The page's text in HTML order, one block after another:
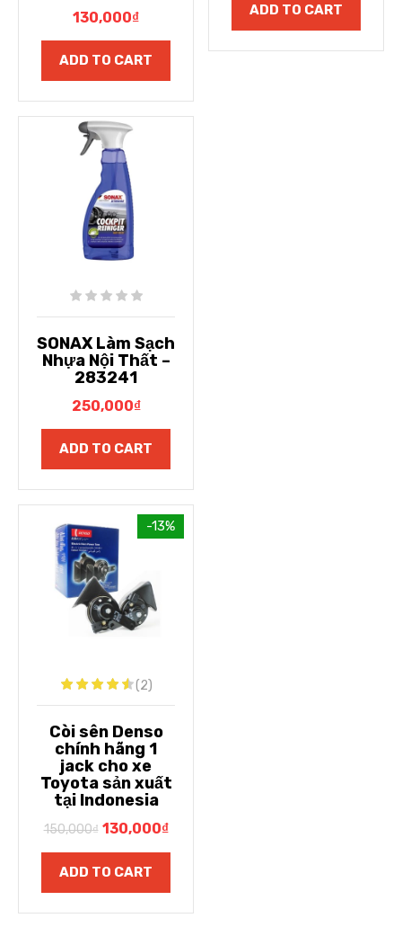
130,000₫
ADD TO CART
ADD TO CART
SONAX Làm Sạch
Nhựa Nội Thất –
283241
250,000₫
ADD TO CART
-13%
(2)
Còi sên Denso
chính hãng 1
jack cho xe
Toyota sản xuất
tại Indonesia
150,000₫ 130,000₫
ADD TO CART